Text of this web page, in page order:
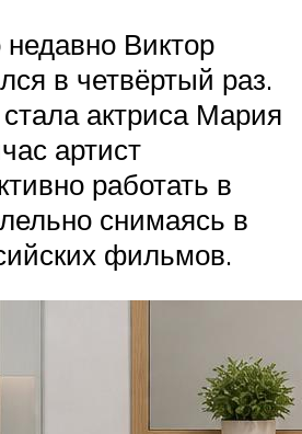
недавно Виктор
в четвёртый раз.
актриса Мария
артист
работать в
снимаясь в
фильмов.